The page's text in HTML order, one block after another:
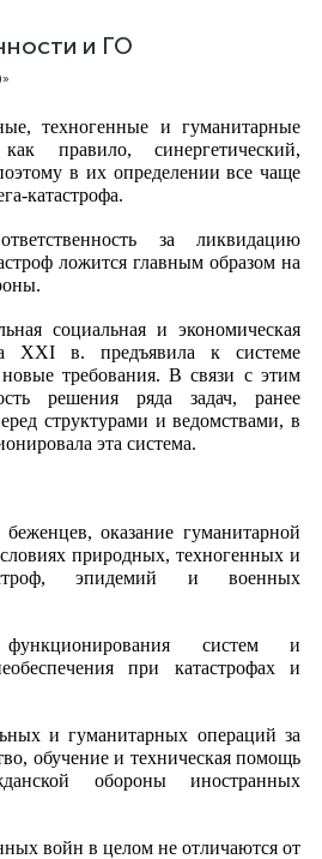
и ГО
техногенные и гуманитарные
правило, синергетический,
в их определении все чаще
катастрофа.
за ликвидацию
ложится главным образом на
социальная и экономическая
XXI в. предъявила к системе
требования. В связи с этим
решения ряда задач, ранее
структурами и ведомствами, в
эта система.
беженцев, оказание гуманитарной
природных, техногенных и
эпидемий и военных
систем и
при катастрофах и
и гуманитарных операций за
обучение и техническая помощь
обороны иностранных
войн в целом не отличаются от